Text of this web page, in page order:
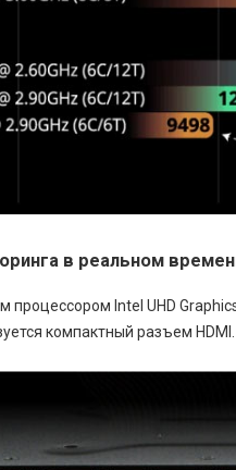
в реальном
Intel UHD
компактный разъем HDMI.